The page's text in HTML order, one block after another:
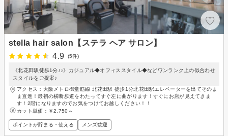
stella hair salon【ステラ ヘア サロン】
4.9
(5件)
《北花田駅徒歩1分♪♪》カジュアル◆オフィススタイル◆などワンランク上の似合わせ
スタイルをご提案♪
アクセス：大阪メトロ御堂筋線 北花田駅 徒歩1分北花田駅エレベーターを出てそのま
ま直進！最初の横断歩道をわたってすぐ左に曲がります！すぐにお店が見えてきま
す！2階になりますのでお気をつけてお越しください！！
カット単価： ￥2,750～
ポイントが貯まる・使える メンズ歓迎